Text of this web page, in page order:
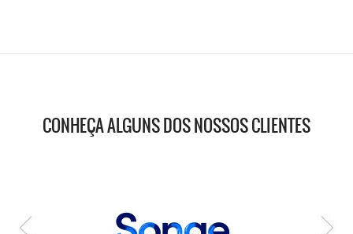
CONHEÇA ALGUNS DOS NOSSOS CLIENTES